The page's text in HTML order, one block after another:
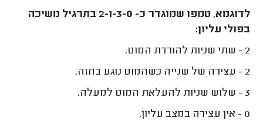
לדוגמא, טמפו שמוגדר כ- 2-1-3-0 בתרגיל משיכה
בפולי עליון:
2 - שתי שניות להורדת המוט.
2 - עצירה של שנייה כשהמוט נוגע בחזה.
3 - שלוש שניות להעלאת המוט למעלה.
0 - אין עצירה במצב עליון.